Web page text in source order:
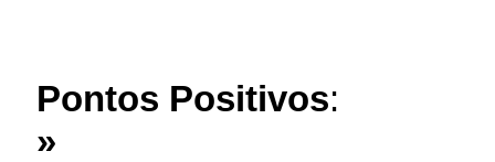
Pontos Positivos:
»